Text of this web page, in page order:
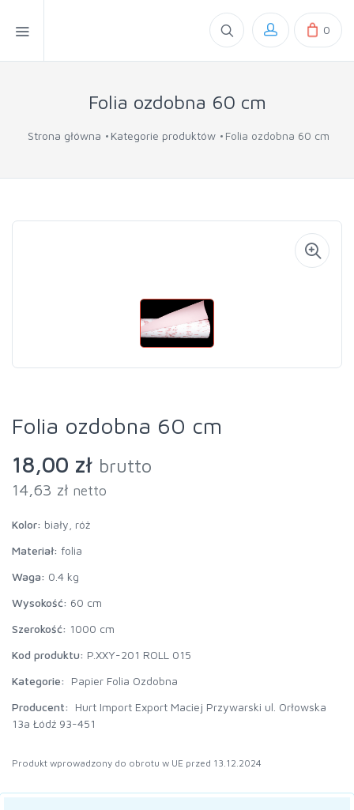
0
Folia ozdobna 60 cm
Strona główna Kategorie produktów Folia ozdobna 60 cm
Folia ozdobna 60 cm
18,00 zł brutto
14,63 zł netto
Kolor: biały, róż
Materiał: folia
Waga: 0.4 kg
Wysokość: 60 cm
Szerokość: 1000 cm
Kod produktu: P.XXY-201 ROLL 015
Kategorie:
Papier Folia Ozdobna
Producent:
Hurt Import Export Maciej Przywarski ul. Orłowska
13a Łódź 93-451
Produkt wprowadzony do obrotu w UE przed 13.12.2024